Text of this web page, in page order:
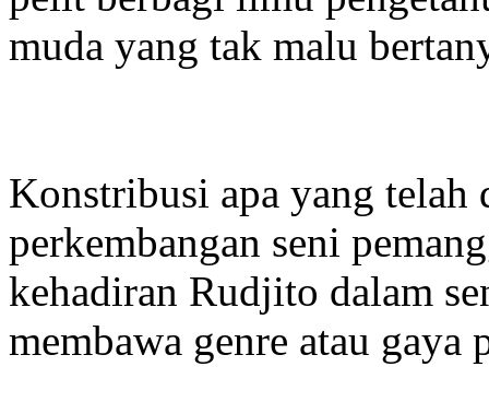
muda yang tak malu
Konstribusi apa yang telah
perkembangan seni
kehadiran Rudjito dalam
membawa genre atau gaya